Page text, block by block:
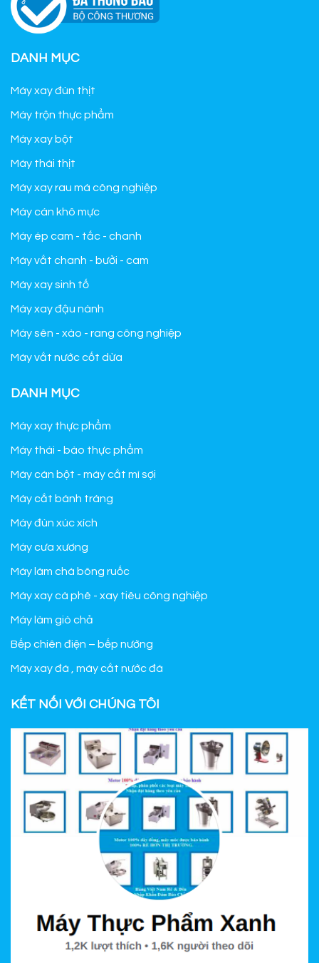
DANH MỤC
Máy xay đùn thịt
Máy trộn thực phẩm
Máy xay bột
Máy thái thịt
Máy xay rau má công nghiệp
Máy cán khô mực
Máy ép cam - tắc - chanh
Máy vắt chanh - bưởi - cam
Máy xay sinh tố
Máy xay đậu nành
Máy sên - xào - rang công nghiệp
Máy vắt nước cốt dừa
DANH MỤC
Máy xay thực phẩm
Máy thái - bào thực phẩm
Máy cán bột - máy cắt mì sợi
Máy cắt bánh tráng
Máy đùn xúc xích
Máy cưa xương
Máy làm chà bông ruốc
Máy xay cà phê - xay tiêu công nghiệp
Máy làm giò chả
Bếp chiên điện – bếp nướng
Máy xay đá , máy cắt nước đá
KẾT NỐI VỚI CHÚNG TÔI